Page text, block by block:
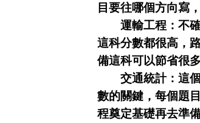
目要往哪個方向寫
運輸工程： 不
這科分數都很高，
備這科可以節省很多
交通統計： 這
數的關鍵，每個題
程奠定基礎再去準